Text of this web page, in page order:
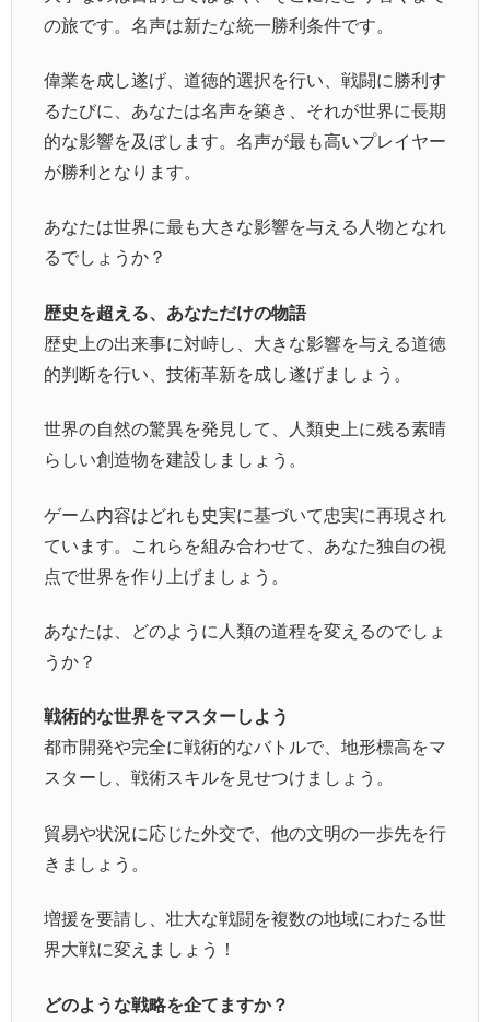
の旅です。名声は新たな統一勝利条件です。
偉業を成し遂げ、道徳的選択を行い、戦闘に勝利す
るたびに、あなたは名声を築き、それが世界に長期
的な影響を及ぼします。名声が最も高いプレイヤー
が勝利となります。
あなたは世界に最も大きな影響を与える人物となれ
るでしょうか？
歴史を超える、あなただけの物語
歴史上の出来事に対峙し、大きな影響を与える道徳
的判断を行い、技術革新を成し遂げましょう。
世界の自然の驚異を発見して、人類史上に残る素晴
らしい創造物を建設しましょう。
ゲーム内容はどれも史実に基づいて忠実に再現され
ています。これらを組み合わせて、あなた独自の視
点で世界を作り上げましょう。
あなたは、どのように人類の道程を変えるのでしょ
うか？
戦術的な世界をマスターしよう
都市開発や完全に戦術的なバトルで、地形標高をマ
スターし、戦術スキルを見せつけましょう。
貿易や状況に応じた外交で、他の文明の一歩先を行
きましょう。
増援を要請し、壮大な戦闘を複数の地域にわたる世
界大戦に変えましょう！
どのような戦略を企てますか？